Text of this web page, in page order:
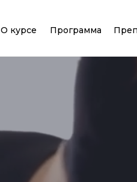
О курсе Программа